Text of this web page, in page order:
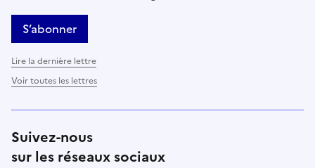
S’abonner
Lire la dernière lettre
Voir toutes les lettres
Suivez-nous
sur les réseaux sociaux